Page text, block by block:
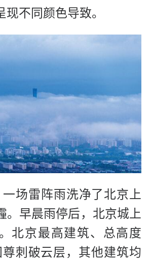
现不同颜色导致。
场雷阵雨洗净了北京上
。早晨雨停后，北京城上
北京最高建筑、总高度
尊刺破云层，其他建筑均